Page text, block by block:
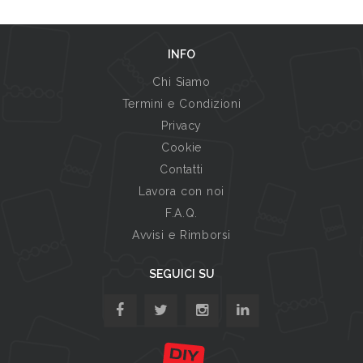
INFO
Chi Siamo
Termini e Condizioni
Privacy
Cookie
Contatti
Lavora con noi
F.A.Q.
Avvisi e Rimborsi
SEGUICI SU